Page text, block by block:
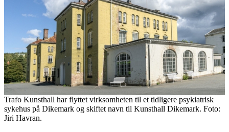
Trafo Kunsthall har flyttet virksomheten til et tidligere psykiatrisk
sykehus på Dikemark og skiftet navn til Kunsthall Dikemark. Foto:
Jiri Havran.